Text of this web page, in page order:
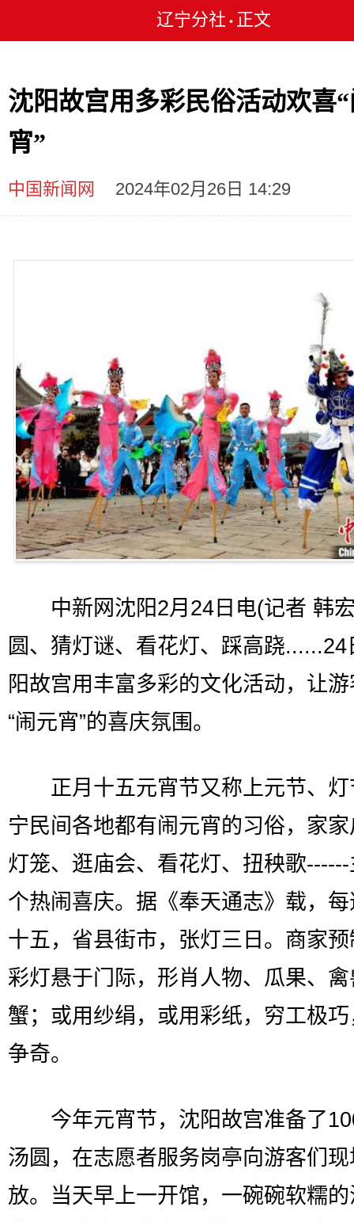
辽宁分社 • 正文
沈阳故宫用多彩民俗活动欢喜
宵”
中国新闻网 2024年02月26日 14:29
中新网沈阳2月24日电(记者 韩
圆、猜灯谜、看花灯、踩高跷......24
阳故宫用丰富多彩的文化活动，让
“闹元宵”的喜庆氛围。
正月十五元宵节又称上元节、灯
宁民间各地都有闹元宵的习俗，家
灯笼、逛庙会、看花灯、扭秧歌
个热闹喜庆。据《奉天通志》载，
十五，省县街市，张灯三日。商家
彩灯悬于门际，形肖人物、瓜果、
蟹；或用纱绢，或用彩纸，穷工极
争奇。
今年元宵节，沈阳故宫准备了
汤圆，在志愿者服务岗亭向游客们
放。当天早上一开馆，一碗碗软糯